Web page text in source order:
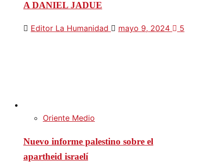
A DANIEL JADUE
Editor La Humanidad mayo 9, 2024 5
Oriente Medio
Nuevo informe palestino sobre el
apartheid israelí